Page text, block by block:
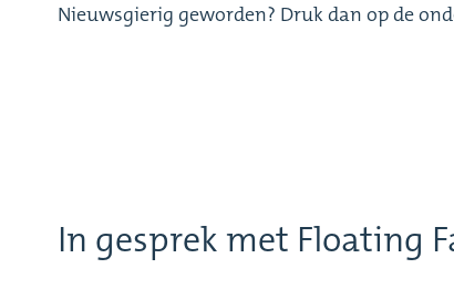
Nieuwsgierig geworden? Druk dan op de
In gesprek met Floating